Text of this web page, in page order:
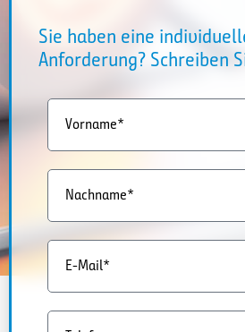
Sie haben eine
Anforderung? Schreiben
Vorname*
Nachname*
E-Mail*